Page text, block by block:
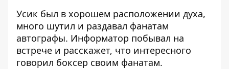
Усик был в хорошем расположении духа,
много шутил и раздавал фанатам
автографы. Информатор побывал на
встрече и расскажет, что интересного
говорил боксер своим фанатам.